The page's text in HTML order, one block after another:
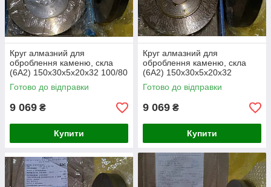
Круг алмазний для
оброблення каменю, скла
(6А2) 150х30х5х20х32 100/80
Готово до відправки
9 069 ₴
Купити
Круг алмазний для
оброблення каменю, скла
(6А2) 150х30х5х20х32
125/100
Готово до відправки
9 069 ₴
Купити